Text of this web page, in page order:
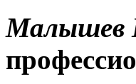
Малышев